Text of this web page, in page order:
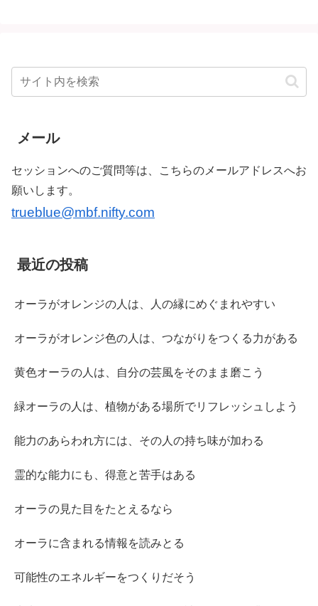
メール
セッションへのご質問等は、こちらのメールアドレスへお
願いします。
trueblue@mbf.nifty.com
最近の投稿
オーラがオレンジの人は、人の縁にめぐまれやすい
オーラがオレンジ色の人は、つながりをつくる力がある
黄色オーラの人は、自分の芸風をそのまま磨こう
緑オーラの人は、植物がある場所でリフレッシュしよう
能力のあらわれ方には、その人の持ち味が加わる
霊的な能力にも、得意と苦手はある
オーラの見た目をたとえるなら
オーラに含まれる情報を読みとる
可能性のエネルギーをつくりだそう